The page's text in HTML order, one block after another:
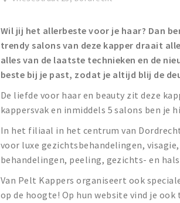
Wil jij het allerbeste voor je haar? Dan
trendy salons van deze kapper draait
alles van de laatste technieken en de
beste bij je past, zodat je altijd blij de
De liefde voor haar en beauty zit deze
kappersvak en inmiddels 5 salons ben je
In het filiaal in het centrum van
voor luxe gezichtsbehandelingen,
behandelingen, peeling, gezichts- en
Van Pelt Kappers organiseert ook
op de hoogte! Op hun website vind je